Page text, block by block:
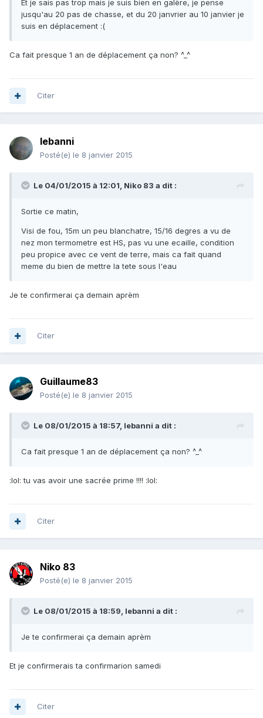
Et je sais pas trop mais je suis bien en galère, je pense
jusqu'au 20 pas de chasse, et du 20 janvrier au 10 janvier je
suis en déplacement :(
Ca fait presque 1 an de déplacement ça non? ^_^
Citer
lebanni
Posté(e) le 8 janvier 2015
Le 04/01/2015 à 12:01, Niko 83 a dit :
Sortie ce matin,
Visi de fou, 15m un peu blanchatre, 15/16 degres a vu de
nez mon termometre est HS, pas vu une ecaille, condition
peu propice avec ce vent de terre, mais ca fait quand
meme du bien de mettre la tete sous l'eau
Je te confirmerai ça demain aprèm
Citer
Guillaume83
Posté(e) le 8 janvier 2015
Le 08/01/2015 à 18:57, lebanni a dit :
Ca fait presque 1 an de déplacement ça non? ^_^
:lol: tu vas avoir une sacrée prime !!!! :lol:
Citer
Niko 83
Posté(e) le 8 janvier 2015
Le 08/01/2015 à 18:59, lebanni a dit :
Je te confirmerai ça demain aprèm
Et je confirmerais ta confirmarion samedi
Citer